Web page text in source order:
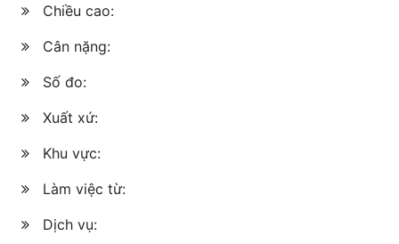
Chiều cao:
Cân nặng:
Số đo:
Xuất xứ:
Khu vực:
Làm việc từ:
Dịch vụ: